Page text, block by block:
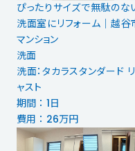
ぴったりサイズで無駄のな
洗面室にリフォーム｜越谷
マンション
洗面
洗面：タカラスタンダード
ャスト
期間 ： 1日
費用 ： 26万円